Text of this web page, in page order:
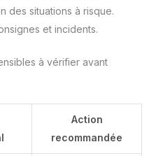
des situations à risque.
et incidents.
à vérifier avant
Action
recommandée